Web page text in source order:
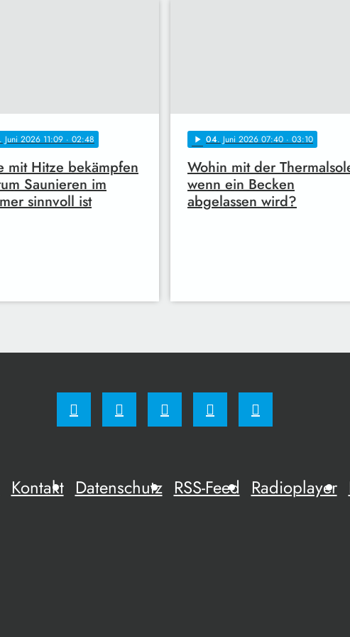
. Juni 2026 11:09 · 02:48
mit Hitze bekämpfen
Saunieren im
sinnvoll ist
play_arrow 04. Juni 2026 07:40 · 03:10
Wohin mit der
wenn ein Becken
abgelassen wird?
Kontakt Datenschutz RSS-Feed Radioplayer